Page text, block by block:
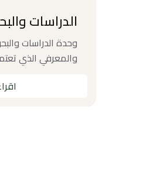
الدراسات
وحدة الدراسات
والمعرفي الذي